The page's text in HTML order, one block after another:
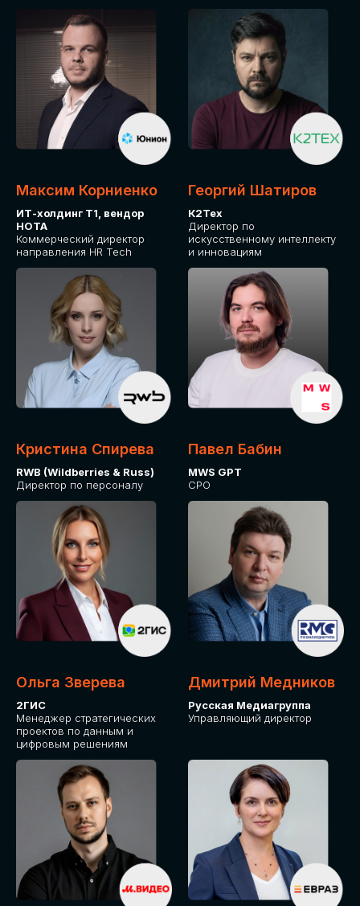
Максим Корниенко
ИТ-холдинг Т1, вендор
НОТА
Коммерческий директор
направления HR Tech
Георгий Шатиров
К2Тех
Директор по
искусственному интеллекту
и инновациям
Кристина Спирева
RWB (Wildberries & Russ)
Директор по персоналу
Павел Бабин
MWS GPT
CPO
Ольга Зверева
2ГИС
Менеджер стратегических
проектов по данным и
цифровым решениям
Дмитрий Медников
Русская Медиагруппа
Управляющий директор